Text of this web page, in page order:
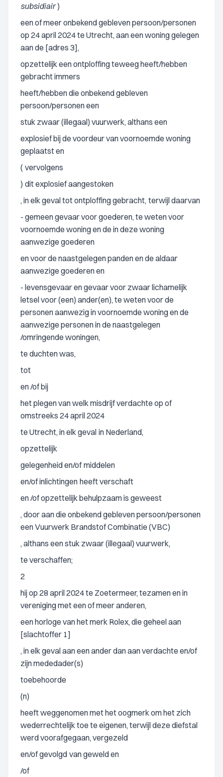
subsidiair )
een of meer onbekend gebleven persoon/personen
op 24 april 2024 te Utrecht, aan een woning gelegen
aan de [adres 3],
opzettelijk een ontploffing teweeg heeft/hebben
gebracht immers
heeft/hebben die onbekend gebleven
persoon/personen een
stuk zwaar (illegaal) vuurwerk, althans een
explosief bij de voordeur van voornoemde woning
geplaatst en
( vervolgens
) dit explosief aangestoken
, in elk geval tot ontploffing gebracht, terwijl daarvan
- gemeen gevaar voor goederen, te weten voor
voornoemde woning en de in deze woning
aanwezige goederen
en voor de naastgelegen panden en de aldaar
aanwezige goederen en
- levensgevaar en gevaar voor zwaar lichamelijk
letsel voor (een) ander(en), te weten voor de
personen aanwezig in voornoemde woning en de
aanwezige personen in de naastgelegen
/omringende woningen,
te duchten was,
tot
en /of bij
het plegen van welk misdrijf verdachte op of
omstreeks 24 april 2024
te Utrecht, in elk geval in Nederland,
opzettelijk
gelegenheid en/of middelen
en/of inlichtingen heeft verschaft
en /of opzettelijk behulpzaam is geweest
, door aan die onbekend gebleven persoon/personen
een Vuurwerk Brandstof Combinatie (VBC)
, althans een stuk zwaar (illegaal) vuurwerk,
te verschaffen;
2
hij op 28 april 2024 te Zoetermeer, tezamen en in
vereniging met een of meer anderen,
een horloge van het merk Rolex, die geheel aan
[slachtoffer 1]
, in elk geval aan een ander dan aan verdachte en/of
zijn mededader(s)
toebehoorde
(n)
heeft weggenomen met het oogmerk om het zich
wederrechtelijk toe te eigenen, terwijl deze diefstal
werd voorafgegaan, vergezeld
en/of gevolgd van geweld en
/of